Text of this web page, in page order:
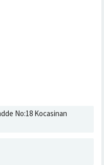
No:18 Kocasinan